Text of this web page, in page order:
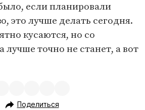
если планировали
это лучше делать сегодня.
кусаются, но со
лучше точно не станет, а вот
Поделиться